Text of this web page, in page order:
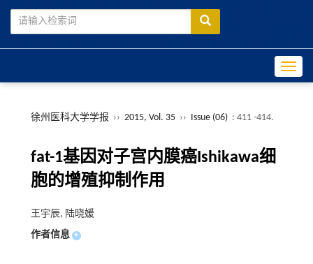
徐州医科大学学报 ›› 2015, Vol. 35 ›› Issue (06) : 411 -414.
fat-1基因对子宫内膜癌Ishikawa细
胞的增殖抑制作用
王宇辰, 陆晓媛
作者信息 +